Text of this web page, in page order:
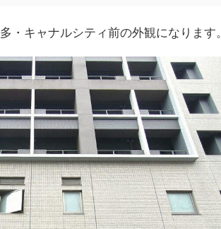
・キャナルシティ前の外観になります。